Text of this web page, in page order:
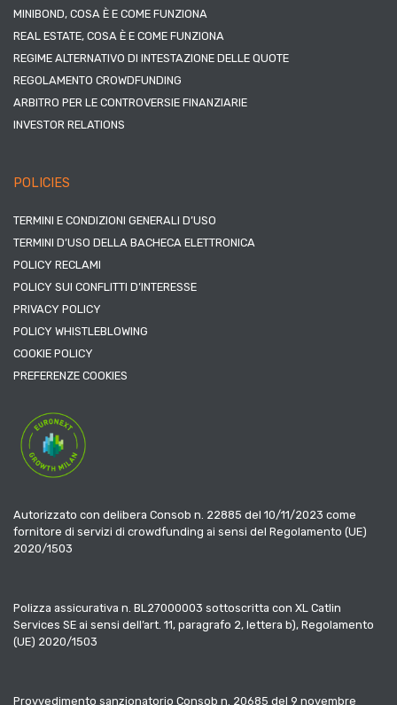
MINIBOND, COSA È E COME FUNZIONA
REAL ESTATE, COSA È E COME FUNZIONA
REGIME ALTERNATIVO DI INTESTAZIONE DELLE QUOTE
REGOLAMENTO CROWDFUNDING
ARBITRO PER LE CONTROVERSIE FINANZIARIE
INVESTOR RELATIONS
POLICIES
TERMINI E CONDIZIONI GENERALI D’USO
TERMINI D’USO DELLA BACHECA ELETTRONICA
POLICY RECLAMI
POLICY SUI CONFLITTI D’INTERESSE
PRIVACY POLICY
POLICY WHISTLEBLOWING
COOKIE POLICY
PREFERENZE COOKIES
Autorizzato con delibera Consob n. 22885 del 10/11/2023 come
fornitore di servizi di crowdfunding ai sensi del Regolamento (UE)
2020/1503
Polizza assicurativa n. BL27000003 sottoscritta con XL Catlin
Services SE ai sensi dell’art. 11, paragrafo 2, lettera b), Regolamento
(UE) 2020/1503
Provvedimento sanzionatorio Consob n. 20685 del 9 novembre